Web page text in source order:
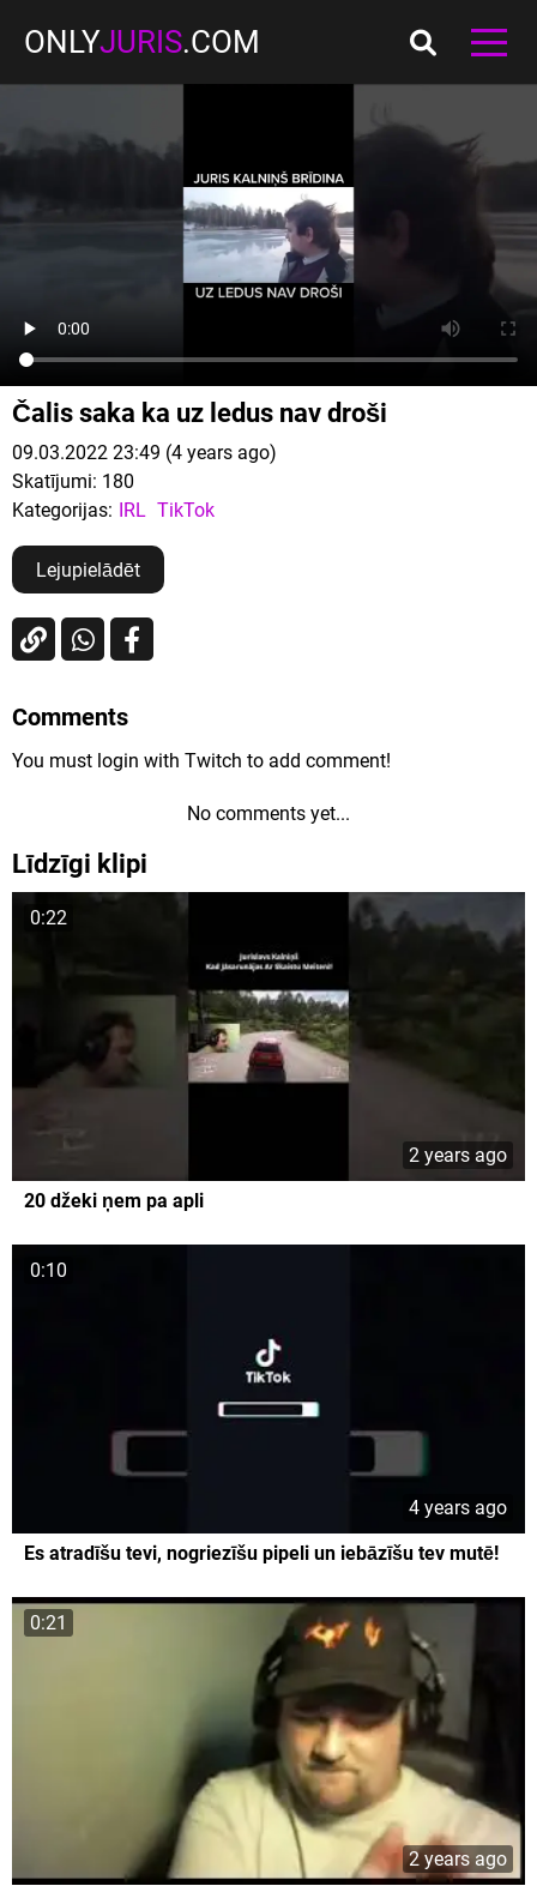
ONLYJURIS.COM
Čalis saka ka uz ledus nav droši
09.03.2022 23:49 (4 years ago)
Skatījumi: 180
Kategorijas: IRL TikTok
Lejupielādēt
Comments
You must login with Twitch to add comment!
No comments yet...
Līdzīgi klipi
0:22
2 years ago
20 džeki ņem pa apli
0:10
4 years ago
Es atradīšu tevi, nogriezīšu pipeli un iebāzīšu tev mutē!
0:21
2 years ago